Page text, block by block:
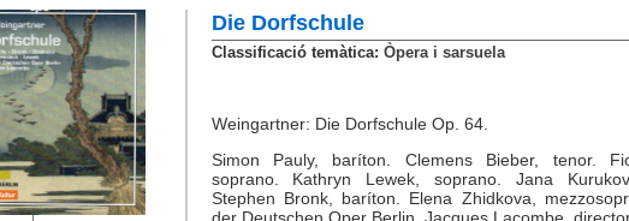
Die Dorfschule
Classificació temàtica: Òpera i sarsuela
Weingartner: Die Dorfschule Op. 64.
Simon Pauly, baríton. Clemens Bieber, tenor.
soprano. Kathryn Lewek, soprano. Jana
Stephen Bronk, baríton. Elena Zhidkova,